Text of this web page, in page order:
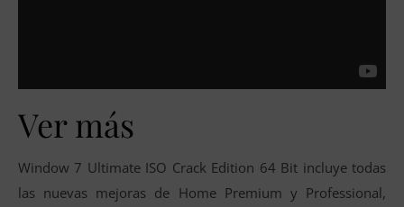
Ver más
Window 7 Ultimate ISO Crack Edition 64 Bit incluye todas
las nuevas mejoras de Home Premium y Professional,